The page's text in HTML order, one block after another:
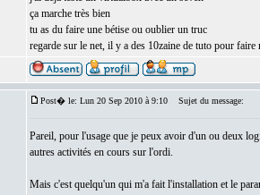
ça marche très bien
tu as du faire une bétise ou oublier un truc
regarde sur le net, il y a des 10zaine de tuto pour faire
Post� le: Lun 20 Sep 2010 à 9:10 Sujet du message:
Pareil, pour l'usage que je peux avoir d'un ou deux
autres activités en cours sur l'ordi.
Mais c'est quelqu'un qui m'a fait l'installation et le